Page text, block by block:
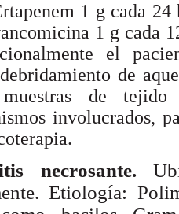
1 g cada
1 g cada
el
de
de
involucrados,
necrosante.
Etiología: